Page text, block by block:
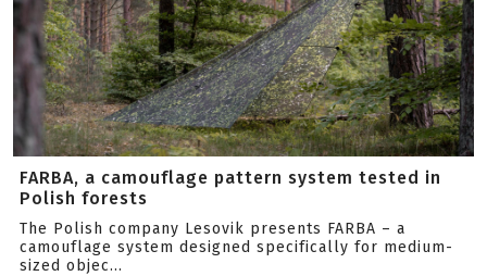
FARBA, a camouflage pattern system tested in
Polish forests
The Polish company Lesovik presents FARBA – a
camouflage system designed specifically for medium-
sized objec...